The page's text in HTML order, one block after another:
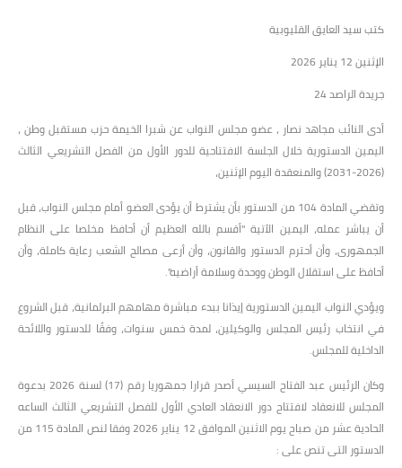
كتب سيد العايق القليوبية
الإثنين 12 يناير 2026
جريدة الراصد 24
أدى النائب مجاهد نصار ، عضو مجلس النواب عن شبرا الخيمة حزب مستقبل وطن ،
اليمين الدستورية خلال الجلسة الافتتاحية للدور الأول من الفصل التشريعي الثالث
(2026-2031) والمنعقدة اليوم الإثنين،
وتقضي المادة 104 من الدستور بأن يشترط أن يؤدى العضو أمام مجلس النواب، قبل
أن يباشر عمله، اليمين الآتية "أقسم بالله العظيم أن أحافظ مخلصا على النظام
الجمهورى، وأن أحترم الدستور والقانون، وأن أرعى مصالح الشعب رعاية كاملة، وأن
أحافظ على استقلال الوطن ووحدة وسلامة أراضيه".
ويؤدي النواب اليمين الدستورية إيذانا ببدء مباشرة مهامهم البرلمانية، قبل الشروع
في انتخاب رئيس المجلس والوكيلين، لمدة خمس سنوات، وفقًا للدستور واللائحة
الداخلية للمجلس.
وكان الرئيس عبد الفتاح السيسي أصدر قرارا جمهوريا رقم (17) لسنة 2026 بدعوة
المجلس للانعقاد لافتتاح دور الانعقاد العادي الأول للفصل التشريعي الثالث الساعه
الحادية عشر من صباح يوم الاثنين الموافق 12 يناير 2026 وفقا لنص المادة 115 من
الدستور التى تنص على :